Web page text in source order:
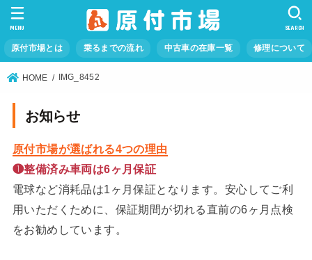
原付市場とは 乗るまでの流れ 中古車の在庫一覧 修理について
SEARCH
MENU
HOME IMG_8452
お知らせ
原付市場が選ばれる4つの理由
❶整備済み車両は6ヶ月保証
電球など消耗品は1ヶ月保証となります。安心してご利
用いただくために、保証期間が切れる直前の6ヶ月点検
をお勧めしています。